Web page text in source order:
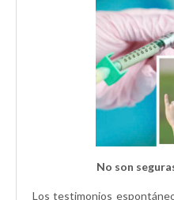
No son
Los testimonios